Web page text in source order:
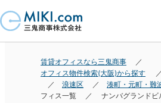
賃貸オフィスなら三鬼商事
オフィス物件検索(大阪)から探す
浪速区
湊町・元町・難
フィス一覧
ナンバグランドビ